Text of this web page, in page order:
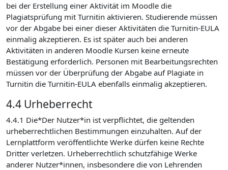
bei der Erstellung einer Aktivität im Moodle die
Plagiatsprüfung mit Turnitin aktivieren. Studierende müssen
vor der Abgabe bei einer dieser Aktivitäten die Turnitin-EULA
einmalig akzeptieren. Es ist später auch bei anderen
Aktivitäten in anderen Moodle Kursen keine erneute
Bestätigung erforderlich. Personen mit Bearbeitungsrechten
müssen vor der Überprüfung der Abgabe auf Plagiate in
Turnitin die Turnitin-EULA ebenfalls einmalig akzeptieren.
4.4 Urheberrecht
4.4.1 Die*Der Nutzer*in ist verpflichtet, die geltenden
urheberrechtlichen Bestimmungen einzuhalten. Auf der
Lernplattform veröffentlichte Werke dürfen keine Rechte
Dritter verletzen. Urheberrechtlich schutzfähige Werke
anderer Nutzer*innen, insbesondere die von Lehrenden